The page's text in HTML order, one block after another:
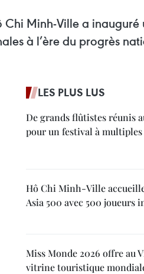
Chi Minh-Ville a inauguré
à l’ère du progrès
LES PLUS LUS
De grands flûtistes réunis
pour un festival à multiples
Hô Chi Minh-Ville
Asia 500 avec 500 joueurs
Miss Monde 2026 offre au
vitrine touristique